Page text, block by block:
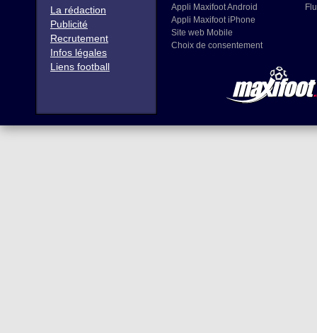
La rédaction
Publicité
Recrutement
Infos légales
Liens football
Appli Maxifoot Android
Appli Maxifoot iPhone
Site web Mobile
Choix de consentement